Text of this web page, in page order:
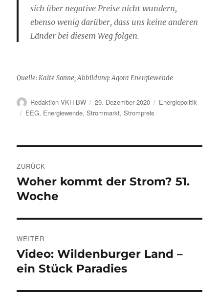
sich über negative Preise nicht wundern,
ebenso wenig darüber, dass uns keine anderen
Länder bei diesem Weg folgen.
Quelle: Kalte Sonne; Abbildung: Agora Energiewende
Autor
Redaktion VKH BW
Veröffentlicht
am
29. Dezember 2020 Kategorien
Energiepolitik
Schlagwörter
EEG, Energiewende,Strommarkt,Strompreis
ZURÜCK
Vorheriger
Beitrag:
Woher kommt der Strom? 51.
Woche
WEITER
Nächster
Beitrag:
Video: Wildenburger Land –
ein Stück Paradies